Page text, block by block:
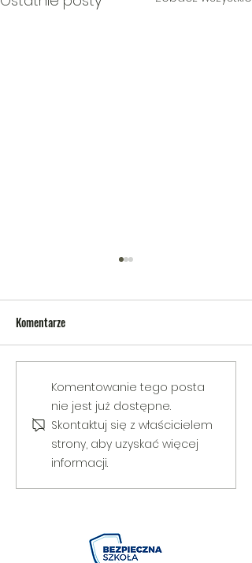
V Gminny Turniej Szachowy o
Puchar Burmistrza Bełżyc
Komentarze
Komentowanie tego posta
nie jest już dostępne.
Skontaktuj się z właścicielem
strony, aby uzyskać więcej
informacji.